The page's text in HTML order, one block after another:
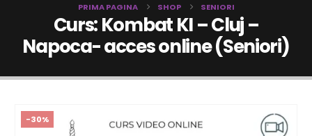
PRIMA PAGINA SHOP SENIORI
Curs: Kombat KI – Cluj –
Napoca- acces online (Seniori)
-30%